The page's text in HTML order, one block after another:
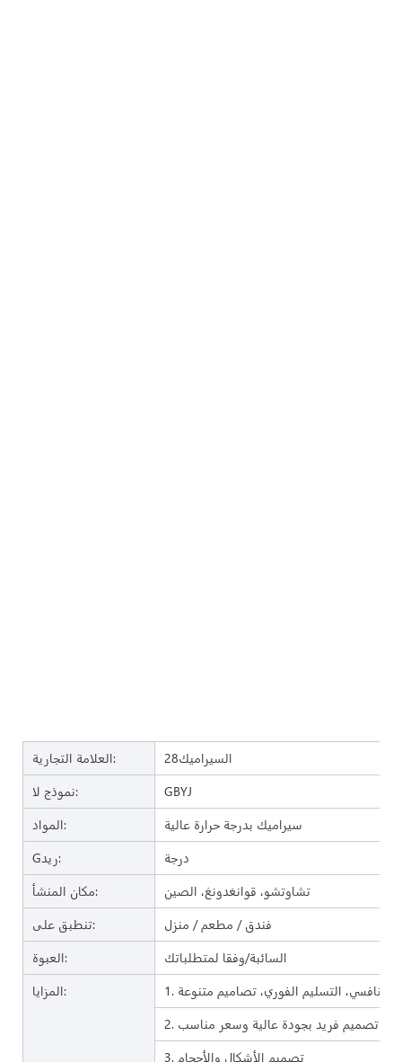
العلامة التجارية:
السيراميك28
نموذج لا:
GBYJ
المواد:
سيراميك بدرجة حرارة عالية
Gريد:
درجة
مكان المنشأ:
تشاوتشو، قوانغدونغ، الصين
تنطبق على:
فندق / مطعم / منزل
العبوة:
السائبة/وفقا لمتطلباتك
المزايا:
2. تصميم فريد بجودة عالية وسعر مناسب
3. تصميم الأشكال والأحجام